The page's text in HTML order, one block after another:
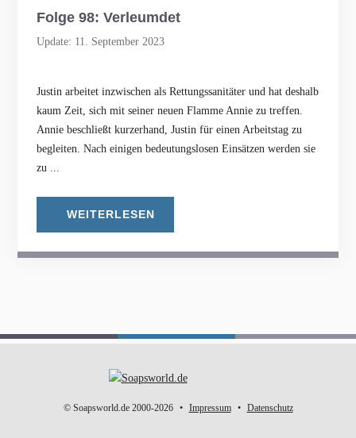
Folge 98: Verleumdet
Update: 11. September 2023
Justin arbeitet inzwischen als Rettungssanitäter und hat deshalb
kaum Zeit, sich mit seiner neuen Flamme Annie zu treffen.
Annie beschließt kurzerhand, Justin für einen Arbeitstag zu
begleiten. Nach einigen bedeutungslosen Einsätzen werden sie
zu ...
WEITERLESEN
© Soapsworld.de 2000-2026 Impressum Datenschutz